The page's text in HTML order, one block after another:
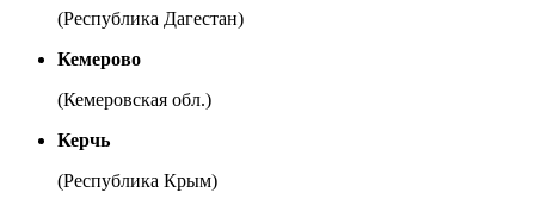
(Республика Дагестан)
Кемерово
(Кемеровская обл.)
Керчь
(Республика Крым)